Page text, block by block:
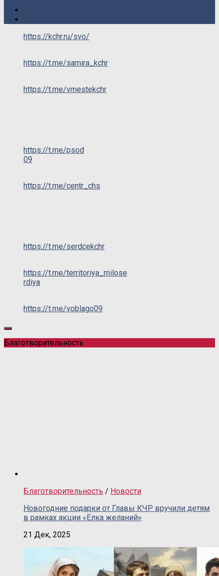
https://kchr.ru/svo/
https://t.me/samira_kchr
https://t.me/vmestekchr
https://t.me/psod
09
https://t.me/centr_chs
https://t.me/serdcekchr
https://t.me/territoriya_milose
rdiya
https://t.me/voblago09
Благотворительность
Благотворительность / Новости
Новогодние подарки от Главы КЧР вручили детям
в рамках акции «Елка желаний»
21 Дек, 2025